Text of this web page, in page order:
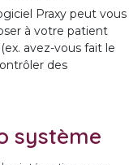
Praxy peut vous
à votre patient
avez-vous fait le
des
système